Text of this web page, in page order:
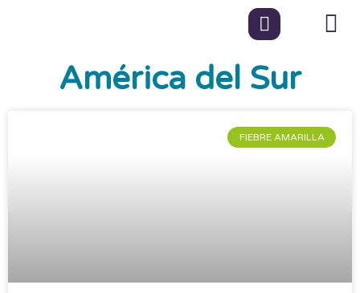
América del Sur
FIEBRE AMARILLA